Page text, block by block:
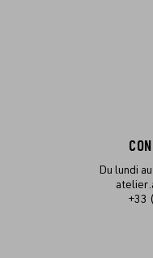
Du lundi
+33